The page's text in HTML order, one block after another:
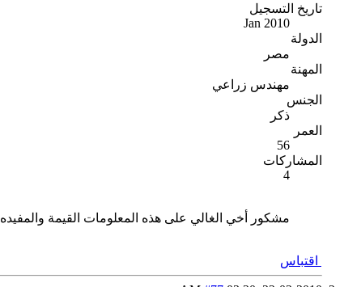
تاريخ التسجيل
Jan 2010
الدولة
مصر
المهنة
مهندس زراعي
الجنس
ذكر
العمر
56
المشاركات
4
مشكور أخي الغالي على هذه المعلومات القيمة والمفيده
اقتباس